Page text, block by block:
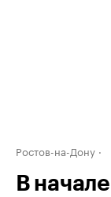
Ростов-на-Дону
В